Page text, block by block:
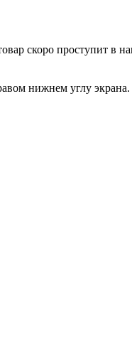
скоро проступит в
нижнем углу экрана.